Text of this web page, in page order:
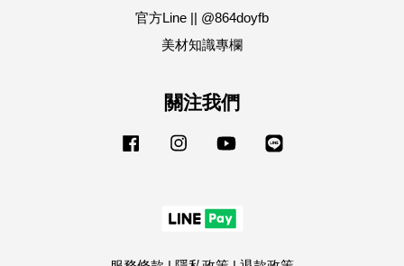
官方Line || @864doyfb
美材知識專欄
關注我們
Facebook Instagram YouTube